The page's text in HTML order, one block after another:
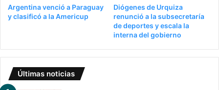
Argentina venció a Paraguay
y clasificó a la Americup
Diógenes de Urquiza
renunció a la subsecretaría
de deportes y escala la
interna del gobierno
Últimas noticias